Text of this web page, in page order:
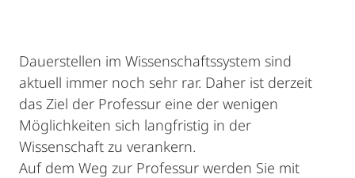
Dauerstellen im Wissenschaftssystem sind
aktuell immer noch sehr rar. Daher ist derzeit
das Ziel der Professur eine der wenigen
Möglichkeiten sich langfristig in der
Wissenschaft zu verankern.
Auf dem Weg zur Professur werden Sie mit